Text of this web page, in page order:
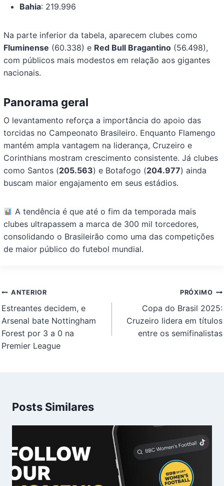
Bahia: 219.996
Na parte inferior da tabela, aparecem clubes como
Fluminense (60.338) e Red Bull Bragantino (56.498),
com públicos mais modestos em relação aos gigantes
nacionais.
Panorama geral
O levantamento reforça a importância do apoio das
torcidas no Campeonato Brasileiro. Enquanto Flamengo
mantém ampla vantagem na liderança, Cruzeiro e
Corinthians mostram crescimento consistente. Já clubes
como Santos (205.563) e Botafogo (204.977) ainda
buscam maior engajamento em seus estádios.
A tendência é que até o fim da temporada mais
clubes ultrapassem a marca de 300 mil torcedores,
consolidando o Brasileirão como uma das competições
de maior público do futebol mundial.
Navegação
de
Post
ANTERIOR
Estreantes decidem, e
Arsenal bate Nottingham
Forest por 3 a 0 na
Premier League
PRÓXIMO
Copa do Brasil 2025:
Cruzeiro lidera em títulos
entre os semifinalistas
Posts Similares